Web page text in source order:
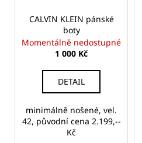
CALVIN KLEIN pánské
boty
Momentálně nedostupné
1 000 Kč
DETAIL
minimálně nošené, vel.
42, původní cena 2.199,--
Kč
LEWIN
DÁMSKÁ
KOŠILE